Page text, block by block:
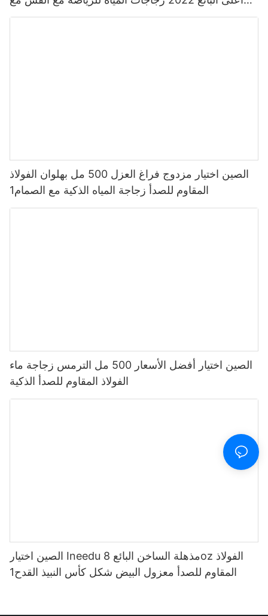
لون مخصص
الصين اختيار مزدوج فراغ العزل 500 مل بهلوان الفولاذ
المقاوم للصدأ زجاجة المياه الذكية مع الصمام1
الصين اختيار أفضل الأسعار 500 مل الترمس زجاجة ماء
الفولاذ المقاوم للصدأ الذكية
الصين اختيار Ineedu مذهلة الساخن البائع 8oz الفولاذ
المقاوم للصدأ معزول البيض شكل كأس النبيذ القدح1